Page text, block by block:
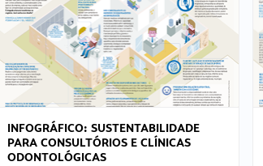
INFOGRÁFICO: SUSTENTABILIDADE
PARA CONSULTÓRIOS E CLÍNICAS
ODONTOLÓGICAS